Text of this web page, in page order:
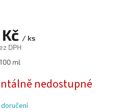
/ ks
DPH
ml
nedostupné